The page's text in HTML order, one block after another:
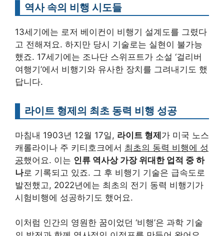
역사 속의 비행 시도들
13세기에는 로저 베이컨이 비행기 설계도를 그렸다
고 전해져요. 하지만 당시 기술로는 실현이 불가능
했죠. 17세기에는 조나단 스위프트가 소설 ‘걸리버
여행기’에서 비행기와 유사한 장치를 그려내기도 했
답니다.
라이트 형제의 최초 동력 비행 성공
마침내 1903년 12월 17일, 라이트 형제가 미국 노스
캐롤라이나 주 키티호크에서 최초의 동력 비행에 성
공했어요. 이는 인류 역사상 가장 위대한 업적 중 하
나로 기록되고 있죠. 그 후 비행기 기술은 급속도로
발전했고, 2022년에는 최초의 전기 동력 비행기가
시험비행에 성공하기도 했어요.
이처럼 인간의 영원한 꿈이었던 ‘비행’은 과학 기술